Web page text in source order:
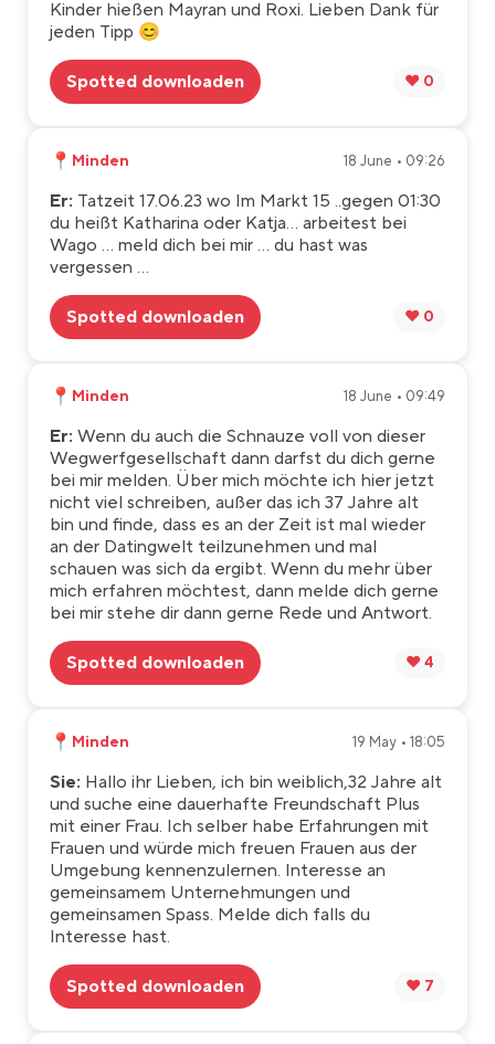
Kinder hießen Mayran und Roxi. Lieben Dank für
jeden Tipp 😊
Spotted downloaden ❤️ 0
📍 Minden 18 June • 09:26
Er: Tatzeit 17.06.23 wo Im Markt 15 ..gegen 01:30
du heißt Katharina oder Katja… arbeitest bei
Wago … meld dich bei mir … du hast was
vergessen …
Spotted downloaden ❤️ 0
📍 Minden 18 June • 09:49
Er: Wenn du auch die Schnauze voll von dieser
Wegwerfgesellschaft dann darfst du dich gerne
bei mir melden. Über mich möchte ich hier jetzt
nicht viel schreiben, außer das ich 37 Jahre alt
bin und finde, dass es an der Zeit ist mal wieder
an der Datingwelt teilzunehmen und mal
schauen was sich da ergibt. Wenn du mehr über
mich erfahren möchtest, dann melde dich gerne
bei mir stehe dir dann gerne Rede und Antwort.
Spotted downloaden ❤️ 4
📍 Minden 19 May • 18:05
Sie: Hallo ihr Lieben, ich bin weiblich,32 Jahre alt
und suche eine dauerhafte Freundschaft Plus
mit einer Frau. Ich selber habe Erfahrungen mit
Frauen und würde mich freuen Frauen aus der
Umgebung kennenzulernen. Interesse an
gemeinsamem Unternehmungen und
gemeinsamen Spass. Melde dich falls du
Interesse hast.
Spotted downloaden ❤️ 7